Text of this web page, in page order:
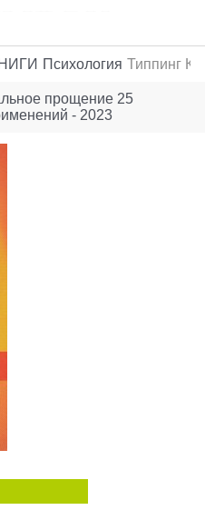
Психология Типпинг К.
прощение 25
- 2023